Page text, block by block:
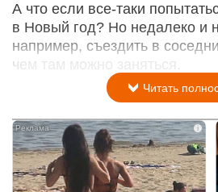
А что если все-таки
в Новый год? Но недалеко и
например, съездить в
чем там можно заняться.
Читать
i